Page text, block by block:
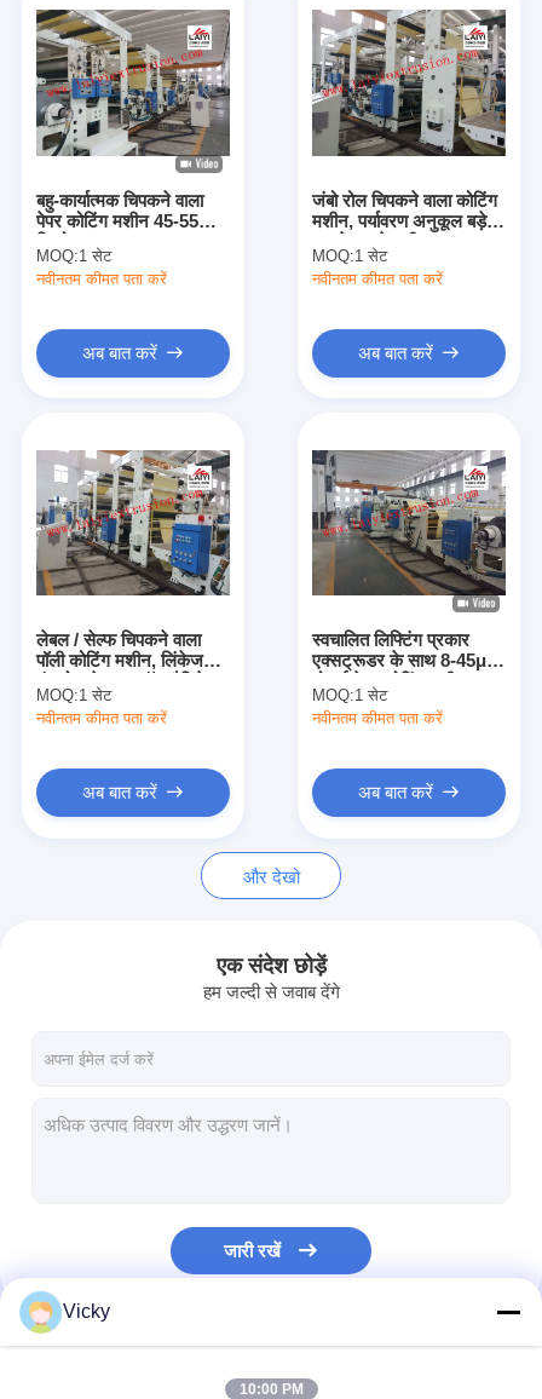
बहु-कार्यात्मक चिपकने वाला
पेपर कोटिंग मशीन 45-55
MOQ:1 सेट
नवीनतम कीमत पता करें
अब बात करें
जंबो रोल चिपकने वाला कोटिंग
मशीन, पर्यावरण अनुकूल बड़े
MOQ:1 सेट
नवीनतम कीमत पता करें
अब बात करें
लेबल / सेल्फ चिपकने वाला
पॉली कोटिंग मशीन, लिंकेज
कंट्रोल के साथ हॉट लैमिनेशन
मशीन
MOQ:1 सेट
नवीनतम कीमत पता करें
अब बात करें
स्वचालित लिफ्टिंग प्रकार
एक्सट्रूडर के साथ 8-45μM
मोटाई पेपर कोटिंग मशीन
MOQ:1 सेट
नवीनतम कीमत पता करें
अब बात करें
और देखो
एक संदेश छोड़ें
हम जल्दी से जवाब देंगे
जारी रखें
हमारी श्रेणियाँ
Vicky
10:00 PM